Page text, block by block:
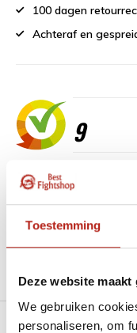
Toestemming
Deze website
We gebruiken
personaliseren, om
100 dagen
Achteraf en
9
“Goede service , zeer
materiaal.”
Beschikbaar in de
Productomschrijving
Product tags